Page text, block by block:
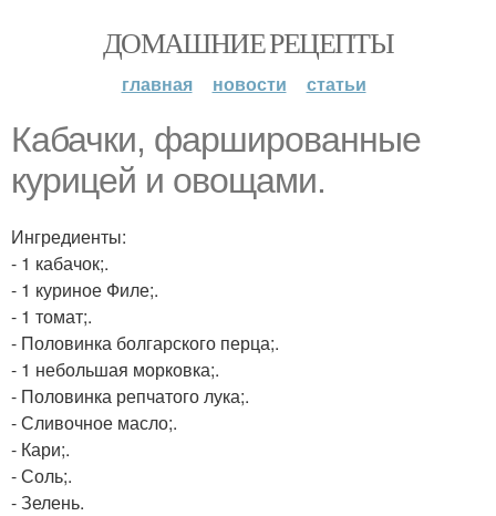
ДОМАШНИЕ РЕЦЕПТЫ
главная новости статьи
Кабачки, фаршированные
курицей и овощами.
Ингредиенты:
- 1 кабачок;.
- 1 куриное Филе;.
- 1 томат;.
- Половинка болгарского перца;.
- 1 небольшая морковка;.
- Половинка репчатого лука;.
- Сливочное масло;.
- Кари;.
- Соль;.
- Зелень.